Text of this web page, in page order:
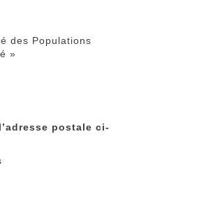
des Populations
»
postale ci-